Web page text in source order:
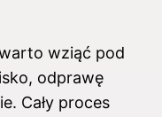
wziąć pod
odprawę
Cały proces